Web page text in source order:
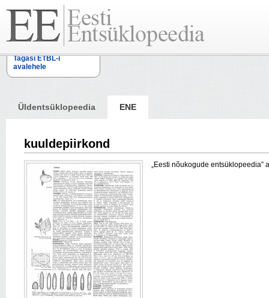
Tagasi ETBL-i
avalehele
Üldentsüklopeedia ENE
kuuldepiirkond
„Eesti nõukogude entsüklopeedia”